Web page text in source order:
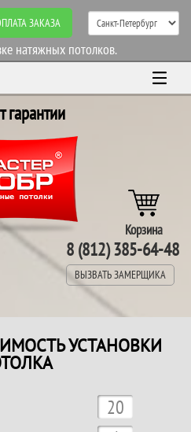
ЗАКАЗА
натяжных потолков.
гарантии
Корзина
8 (812) 385-64-48
ВЫЗВАТЬ ЗАМЕРЩИКА
УСТАНОВКИ